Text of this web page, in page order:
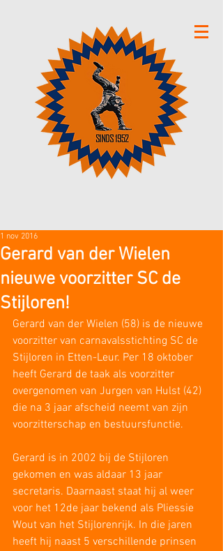
Gerard van der Wielen
nieuwe voorzitter SC de
Stijloren!
1 nov 2016
Gerard van der Wielen (58) is de nieuwe
voorzitter van carnavalsstichting SC de
Stijloren in Etten-Leur. Per 18 oktober
heeft Gerard de taak als voorzitter
overgenomen van Jurgen van Hulst (42)
die na 3 jaar afscheid neemt van zijn
voorzitterschap en bestuursfunctie.
Gerard is in 2002 bij de Stijloren
gekomen en was aldaar 13 jaar
secretaris. Daarnaast staat hij al weer
voor het 12de jaar bekend als Pliessie
Wout van het Stijlorenrijk. In die jaren
heeft hij naast 5 verschillende prinsen